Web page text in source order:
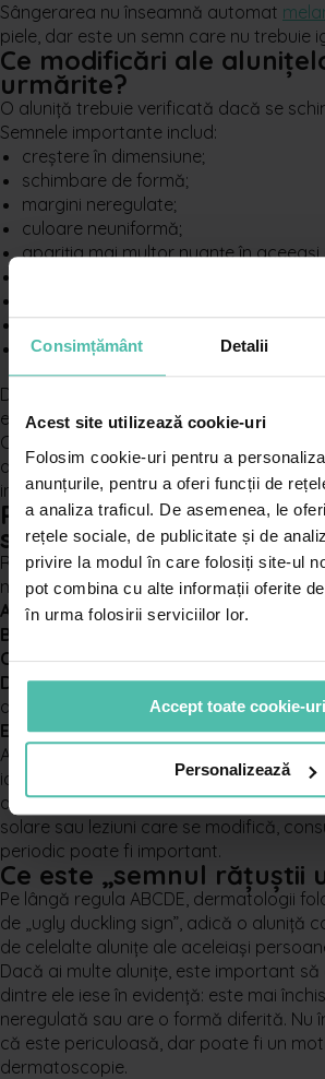
Consimțământ Detalii
Acest site utilizează cookie-uri
Folosim cookie-uri pentru a
anunțurile, pentru a oferi funcții de
a analiza traficul. De asemenea, le
rețele sociale, de publicitate și de
privire la modul în care folosiți site-ul
pot combina cu alte informații oferite
în urma folosirii serviciilor lor.
Accept toate cookie-
Personalizează
Sângerarea nu înseamnă automat
piele, dar este un semn care nu trebuie
Ce modificări ale
urmărite?
O aluniță trebuie verificată dacă se
Semnele importante includ:
creștere în dimensiune;
schimbare de formă;
margini neregulate;
culoare neuniformă;
apariția mai multor nuanțe în aceeași
modificare rapidă;
aluniță nouă care arată diferit față
Dacă observi una sau mai multe dintre
este recomandată o evaluare
Centre are conținut dedicat despre
despre semnele care pot indica o
importanța diagnosticării la timp.
Regula ABCDE pentru
suspecte
Regula ABCDE este o metodă simplă
modificările importante ale unei alunițe:
A — Asimetrie:o jumătate arată diferit
B — Borduri:
marginile sunt
C — Culoare:alunița are mai multe
D — Diametru:alunița crește sau are
decât înainte.
E — Evoluție:alunița se modifică în timp.
Această regulă nu pune diagnosticul,
identificarea semnelor care merită
dermatolog. Pentru pacienții cu multe
solare sau leziuni care se modifică,
periodic poate fi important.
Ce este „semnul rățuștii
Pe lângă regula ABCDE, dermatologii
de „ugly duckling sign”, adică o aluniță
de celelalte alunițe ale aceleiași
Dacă ai multe alunițe, este important
dintre ele iese în evidență: este mai
neregulată sau are o formă diferită. Nu
că este periculoasă, dar poate fi un
dermatoscopie.